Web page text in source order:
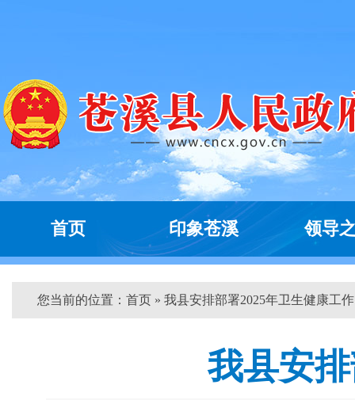
首页 印象苍溪 领导
您当前的位置： 首页 » 我县安排部署2025年卫生健康工
我县安